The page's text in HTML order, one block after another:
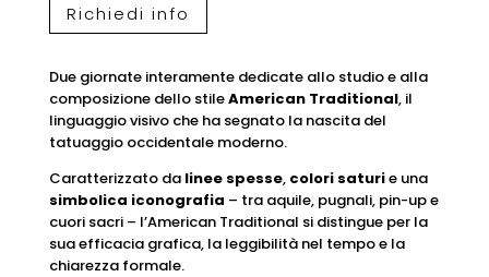
Richiedi info
Due giornate interamente dedicate allo studio e alla
composizione dello stileAmerican Traditional, il
linguaggio visivo che ha segnato la nascita del
tatuaggio occidentale moderno.
Caratterizzato da linee spesse, colori saturie una
simbolica iconografia – tra aquile, pugnali, pin-up e
cuori sacri – l’American Traditional si distingue per la
sua efficacia grafica, la leggibilità nel tempo e la
chiarezza formale.